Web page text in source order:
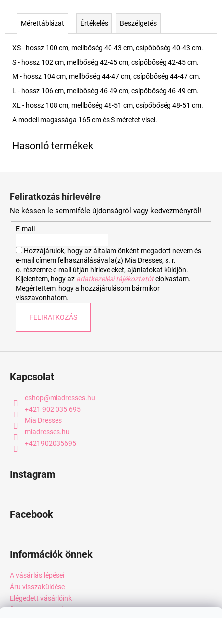
Mérettáblázat Értékelés Beszélgetés
XS - hossz 100 cm, mellbőség 40-43 cm, csípőbőség 40-43 cm.
S - hossz 102 cm, mellbőség 42-45 cm, csípőbőség 42-45 cm.
M - hossz 104 cm, mellbőség 44-47 cm, csípőbőség 44-47 cm.
L - hossz 106 cm, mellbőség 46-49 cm, csípőbőség 46-49 cm.
XL - hossz 108 cm, mellbőség 48-51 cm, csípőbőség 48-51 cm.
A modell magassága 165 cm és S méretet visel.
Feliratkozás hírlevélre
Ne késsen le semmiféle újdonságról vagy kedvezményről!
E-mail
Hozzájárulok, hogy az általam önként megadott nevem és
e-mail címem felhasználásával a(z) Mia Dresses, s. r.
o. részemre e-mail útján hírleveleket, ajánlatokat küldjön.
Kijelentem, hogy az adatkezelési tájékoztatót elolvastam.
Megértettem, hogy a hozzájárulásom bármikor
visszavonhatom.
FELIRATKOZÁS
Kapcsolat
eshop@miadresses.hu
+421 902 035 695
Mia Dresses
miadresses.hu
+421902035695
Instagram
Facebook
Információk önnek
A vásárlás lépései
Áru visszaküldése
Elégedett vásárlóink
Üzleti feltételek (ÁSZF)